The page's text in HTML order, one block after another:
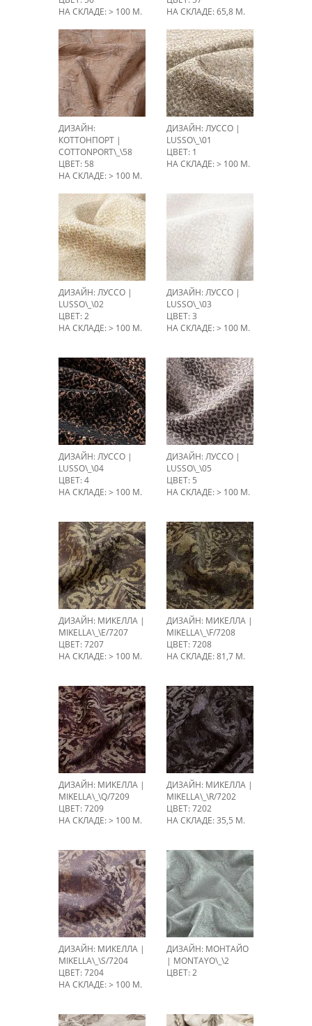
НА СКЛАДЕ: > 100 М.
НА СКЛАДЕ: 65,8 М.
ДИЗАЙН:
КОТТОНПОРТ |
COTTONPORT\_\58
ЦВЕТ: 58
НА СКЛАДЕ: > 100 М.
ДИЗАЙН: ЛУССО |
LUSSO\_\01
ЦВЕТ: 1
НА СКЛАДЕ: > 100 М.
ДИЗАЙН: ЛУССО |
LUSSO\_\02
ЦВЕТ: 2
НА СКЛАДЕ: > 100 М.
ДИЗАЙН: ЛУССО |
LUSSO\_\03
ЦВЕТ: 3
НА СКЛАДЕ: > 100 М.
ДИЗАЙН: ЛУССО |
LUSSO\_\04
ЦВЕТ: 4
НА СКЛАДЕ: > 100 М.
ДИЗАЙН: ЛУССО |
LUSSO\_\05
ЦВЕТ: 5
НА СКЛАДЕ: > 100 М.
ДИЗАЙН: МИКЕЛЛА |
MIKELLA\_\E/7207
ЦВЕТ: 7207
НА СКЛАДЕ: > 100 М.
ДИЗАЙН: МИКЕЛЛА |
MIKELLA\_\F/7208
ЦВЕТ: 7208
НА СКЛАДЕ: 81,7 М.
ДИЗАЙН: МИКЕЛЛА |
MIKELLA\_\Q/7209
ЦВЕТ: 7209
НА СКЛАДЕ: > 100 М.
ДИЗАЙН: МИКЕЛЛА |
MIKELLA\_\R/7202
ЦВЕТ: 7202
НА СКЛАДЕ: 35,5 М.
ДИЗАЙН: МИКЕЛЛА |
MIKELLA\_\S/7204
ЦВЕТ: 7204
НА СКЛАДЕ: > 100 М.
ДИЗАЙН: МОНТАЙО
| MONTAYO\_\2
ЦВЕТ: 2